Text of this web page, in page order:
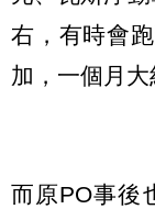
右，有時會
加，一個月大
而原PO事後